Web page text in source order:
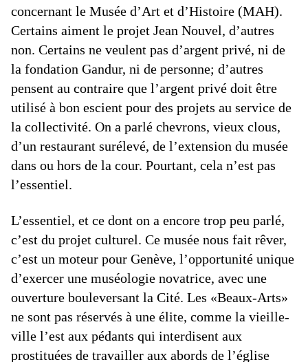
concernant le Musée d’Art et d’Histoire (MAH).
Certains aiment le projet Jean Nouvel, d’autres
non. Certains ne veulent pas d’argent privé, ni de
la fondation Gandur, ni de personne; d’autres
pensent au contraire que l’argent privé doit être
utilisé à bon escient pour des projets au service de
la collectivité. On a parlé chevrons, vieux clous,
d’un restaurant surélevé, de l’extension du musée
dans ou hors de la cour. Pourtant, cela n’est pas
l’essentiel.
L’essentiel, et ce dont on a encore trop peu parlé,
c’est du projet culturel. Ce musée nous fait rêver,
c’est un moteur pour Genève, l’opportunité unique
d’exercer une muséologie novatrice, avec une
ouverture bouleversant la Cité. Les «Beaux-Arts»
ne sont pas réservés à une élite, comme la vieille-
ville l’est aux pédants qui interdisent aux
prostituées de travailler aux abords de l’église